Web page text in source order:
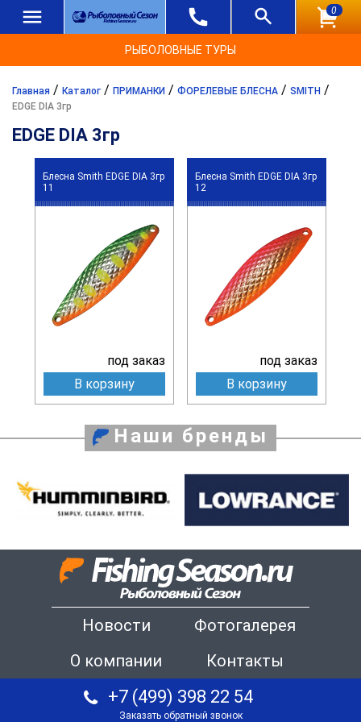
0
РЫБОЛОВНЫЕ ТУРЫ
Главная / Каталог / ПРИМАНКИ / ФОРЕЛЕВЫЕ БЛЕСНА / SMITH /
EDGE DIA 3гр
EDGE DIA 3гр
Блесна Smith EDGE DIA 3гр
11
под заказ
В корзину
Блесна Smith EDGE DIA 3гр
12
под заказ
В корзину
Наши бренды
Новости
Фотогалерея
О компании
Контакты
+7 (499) 398 22 54
Заказать обратный звонок